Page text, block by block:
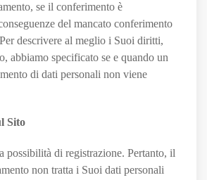
se il conferimento è
del mancato conferimento
descrivere al meglio i Suoi diritti,
abbiamo specificato se e quando un
di dati personali non viene
Sito
possibilità di registrazione. Pertanto, il
non tratta i Suoi dati personali